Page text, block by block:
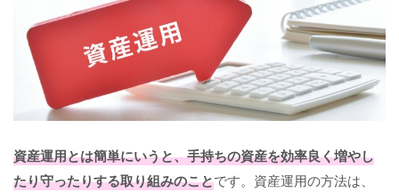
資産運用とは簡単にいうと、手持ちの資産を効率良く増やし
たり守ったりする取り組みのことです。資産運用の方法は、